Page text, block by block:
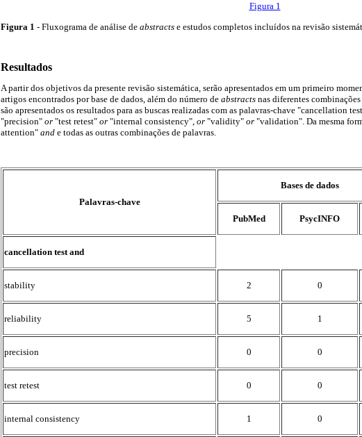
Figura 1
Figura 1 - Fluxograma de análise de abstracts e estudos completos incluídos na revisão
Resultados
A partir dos objetivos da presente revisão sistemática, serão apresentados em um primeiro
artigos encontrados por base de dados, além do número de abstracts nas diferentes
são apresentados os resultados para as buscas realizadas com as palavras-chave "cancellation
"precision" or "test retest" or "internal consistency", or "validity" or "validation". Da mesma
attention" and e todas as outras combinações de palavras.
Palavras-chave
Bases de dados
PubMed PsycINFO
cancellation test and
stability 2 0
reliability 5 1
precision 0 0
test retest 0 0
internal consistency 1 0